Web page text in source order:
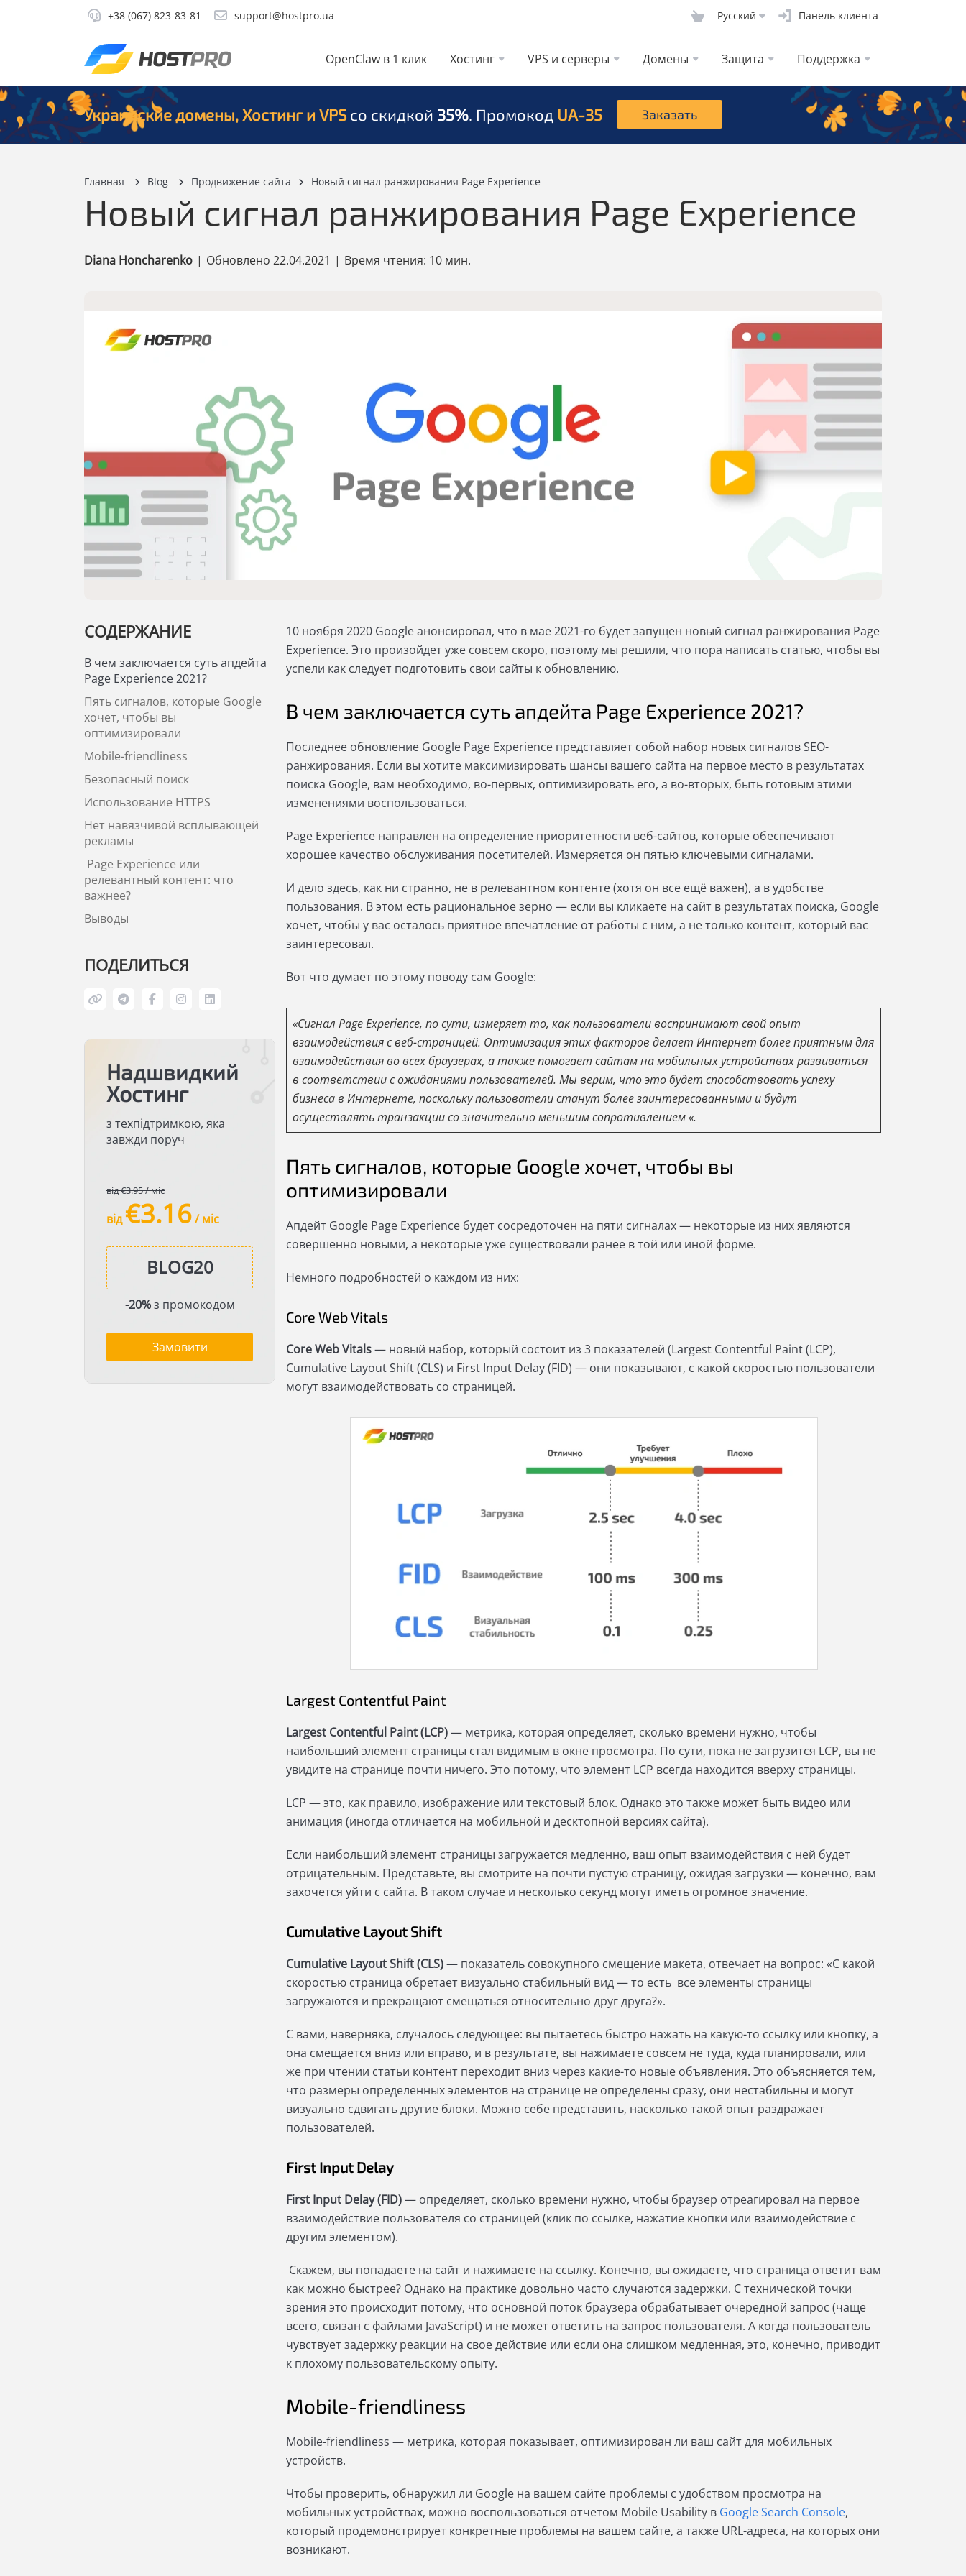
+38 (067) 823-83-81 support@hostpro.ua Русcкий Панель клиента
OpenClaw в 1 клик Хостинг VPS и серверы Домены Защита Поддержка
Украинские домены, Хостинг и VPS со скидкой 35%. Промокод UA-35 Заказать
Главная Blog Продвижение сайта Новый сигнал ранжирования Page Experience
Новый сигнал ранжирования Page Experience
Diana Honcharenko | Обновлено 22.04.2021 | Время чтения: 10 мин.
СОДЕРЖАНИЕ
В чем заключается суть апдейта
Page Experience 2021?
Пять сигналов, которые Google
хочет, чтобы вы
оптимизировали
Mobile-friendliness
Безопасный поиск
Использование HTTPS
Нет навязчивой всплывающей
рекламы
Page Experience или
релевантный контент: что
важнее?
Выводы
ПОДЕЛИТЬСЯ
Надшвидкий
Хостинг
з техпідтримкою, яка
завжди поруч
від €3.95 / міс
від€3.16/ міс
-20%з промокодом
Замовити
10 ноября 2020 Google анонсировал, что в мае 2021-го будет запущен новый сигнал ранжирования Page
Experience. Это произойдет уже совсем скоро, поэтому мы решили, что пора написать статью, чтобы вы
успели как следует подготовить свои сайты к обновлению.
В чем заключается суть апдейта Page Experience 2021?
Последнее обновление Google Page Experience представляет собой набор новых сигналов SEO-
ранжирования. Если вы хотите максимизировать шансы вашего сайта на первое место в результатах
поиска Google, вам необходимо, во-первых, оптимизировать его, а во-вторых, быть готовым этими
изменениями воспользоваться.
Page Experience направлен на определение приоритетности веб-сайтов, которые обеспечивают
хорошее качество обслуживания посетителей. Измеряется он пятью ключевыми сигналами.
И дело здесь, как ни странно, не в релевантном контенте (хотя он все ещё важен), а в удобстве
пользования. В этом есть рациональное зерно — если вы кликаете на сайт в результатах поиска, Google
хочет, чтобы у вас осталось приятное впечатление от работы с ним, а не только контент, который вас
заинтересовал.
Вот что думает по этому поводу сам Google:
«Сигнал Page Experience, по сути, измеряет то, как пользователи воспринимают свой опыт
взаимодействия с веб-страницей. Оптимизация этих факторов делает Интернет более приятным для
взаимодействия во всех браузерах, а также помогает сайтам на мобильных устройствах развиваться
в соответствии с ожиданиями пользователей. Мы верим, что это будет способствовать успеху
бизнеса в Интернете, поскольку пользователи станут более заинтересованными и будут
осуществлять транзакции со значительно меньшим сопротивлением «.
Пять сигналов, которые Google хочет, чтобы вы
оптимизировали
Апдейт Google Page Experience будет сосредоточен на пяти сигналах — некоторые из них являются
совершенно новыми, а некоторые уже существовали ранее в той или иной форме.
Немного подробностей о каждом из них:
Core Web Vitals
Core Web Vitals— новый набор, который состоит из 3 показателей (Largest Contentful Paint (LCP),
Cumulative Layout Shift (CLS) и First Input Delay (FID) — они показывают, с какой скоростью пользователи
могут взаимодействовать со страницей.
Largest Contentful Paint
Largest Contentful Paint (LCP)— метрика, которая определяет, сколько времени нужно, чтобы
наибольший элемент страницы стал видимым в окне просмотра. По сути, пока не загрузится LCP, вы не
увидите на странице почти ничего. Это потому, что элемент LCP всегда находится вверху страницы.
LCP — это, как правило, изображение или текстовый блок. Однако это также может быть видео или
анимация (иногда отличается на мобильной и десктопной версиях сайта).
Если наибольший элемент страницы загружается медленно, ваш опыт взаимодействия с ней будет
отрицательным. Представьте, вы смотрите на почти пустую страницу, ожидая загрузки — конечно, вам
захочется уйти с сайта. В таком случае и несколько секунд могут иметь огромное значение.
Cumulative Layout Shift
Cumulative Layout Shift (CLS)— показатель совокупного смещение макета, отвечает на вопрос: «С какой
скоростью страница обретает визуально стабильный вид — то есть все элементы страницы
загружаются и прекращают смещаться относительно друг друга?».
С вами, наверняка, случалось следующее: вы пытаетесь быстро нажать на какую-то ссылку или кнопку, а
она смещается вниз или вправо, и в результате, вы нажимаете совсем не туда, куда планировали, или
же при чтении статьи контент переходит вниз через какие-то новые объявления. Это объясняется тем,
что размеры определенных элементов на странице не определены сразу, они нестабильны и могут
визуально сдвигать другие блоки. Можно себе представить, насколько такой опыт раздражает
пользователей.
First Input Delay
First Input Delay (FID)— определяет, сколько времени нужно, чтобы браузер отреагировал на первое
взаимодействие пользователя со страницей (клик по ссылке, нажатие кнопки или взаимодействие с
другим элементом).
Скажем, вы попадаете на сайт и нажимаете на ссылку. Конечно, вы ожидаете, что страница ответит вам
как можно быстрее? Однако на практике довольно часто случаются задержки. С технической точки
зрения это происходит потому, что основной поток браузера обрабатывает очередной запрос (чаще
всего, связан с файлами JavaScript) и не может ответить на запрос пользователя. А когда пользователь
чувствует задержку реакции на свое действие или если она слишком медленная, это, конечно, приводит
к плохому пользовательскому опыту.
Mobile-friendliness
Mobile-friendliness — метрика, которая показывает, оптимизирован ли ваш сайт для мобильных
устройств.
Чтобы проверить, обнаружил ли Google на вашем сайте проблемы с удобством просмотра на
мобильных устройствах, можно воспользоваться отчетом Mobile Usability в Google Search Console,
который продемонстрирует конкретные проблемы на вашем сайте, а также URL-адреса, на которых они
возникают.